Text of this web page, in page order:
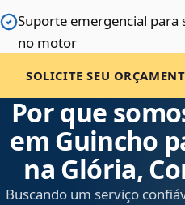
Suporte emergencial
no motor
SOLICITE SEU
Por que
em Guincho
na Glória,
Buscando um serviço